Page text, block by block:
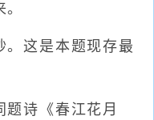
这是本题现存最
诗《春江花月